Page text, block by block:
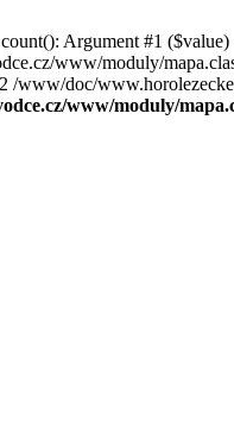
Argument #1
www/moduly/
/www/doc/
www/moduly/